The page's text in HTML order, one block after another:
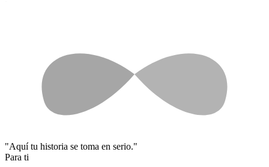
"Aquí tu historia se toma en serio."
Para ti